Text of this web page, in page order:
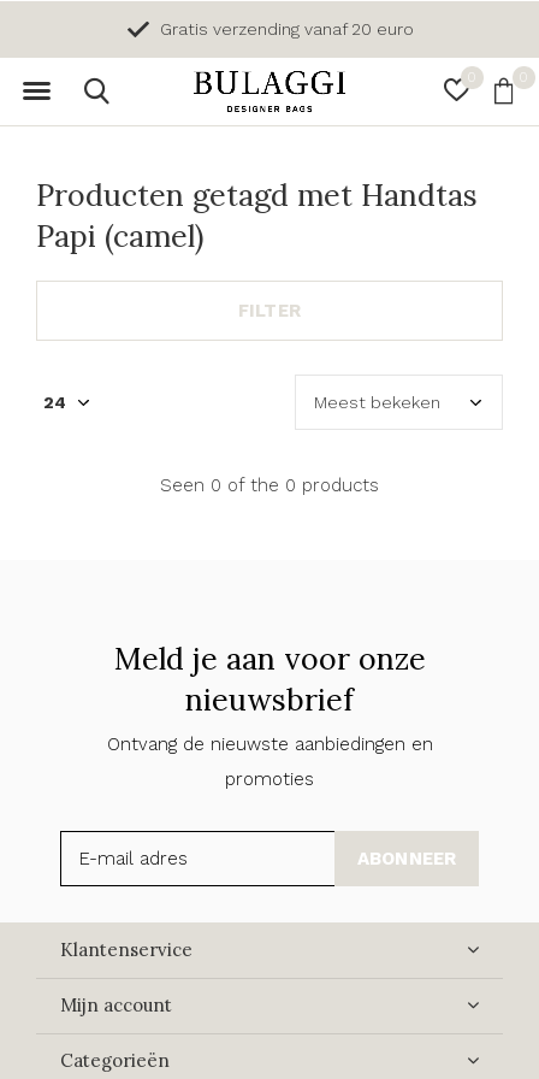
0 0
Gratis verzending vanaf 20 euro
Producten getagd met Handtas
Papi (camel)
FILTER
Seen 0 of the 0 products
Meld je aan voor onze
nieuwsbrief
Ontvang de nieuwste aanbiedingen en
promoties
ABONNEER
Klantenservice
Mijn account
Categorieën